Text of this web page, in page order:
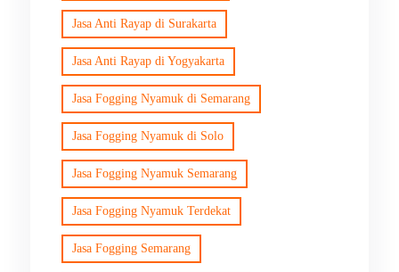
Jasa Anti Rayap di Surakarta
Jasa Anti Rayap di Yogyakarta
Jasa Fogging Nyamuk di Semarang
Jasa Fogging Nyamuk di Solo
Jasa Fogging Nyamuk Semarang
Jasa Fogging Nyamuk Terdekat
Jasa Fogging Semarang